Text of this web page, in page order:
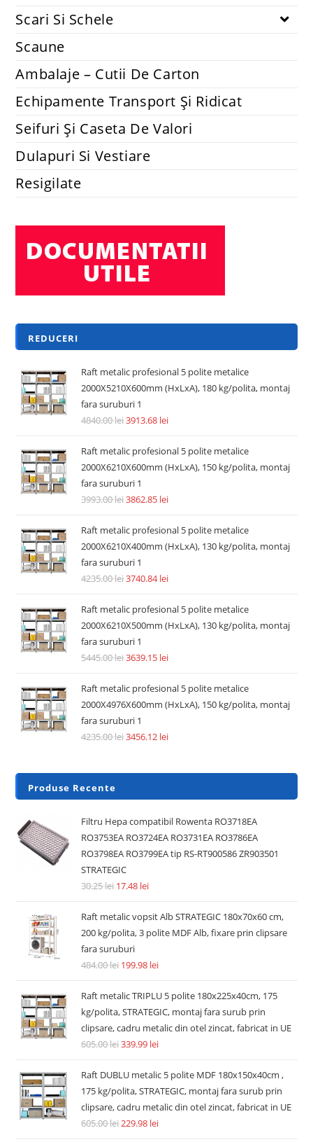
Scari Si Schele
Scaune
Ambalaje – Cutii De Carton
Echipamente Transport Și Ridicat
Seifuri Și Caseta De Valori
Dulapuri Si Vestiare
Resigilate
REDUCERI
Raft metalic profesional 5 polite metalice
2000X5210X600mm (HxLxA), 180 kg/polita, montaj
fara suruburi 1
4840.00lei3913.68 lei
Raft metalic profesional 5 polite metalice
2000X6210X600mm (HxLxA), 150 kg/polita, montaj
fara suruburi 1
3993.00lei3862.85 lei
Raft metalic profesional 5 polite metalice
2000X6210X400mm (HxLxA), 130 kg/polita, montaj
fara suruburi 1
4235.00lei3740.84lei
Raft metalic profesional 5 polite metalice
2000X6210X500mm (HxLxA), 130 kg/polita, montaj
fara suruburi 1
5445.00lei3639.15 lei
Raft metalic profesional 5 polite metalice
2000X4976X600mm (HxLxA), 150 kg/polita, montaj
fara suruburi 1
4235.00lei3456.12 lei
Produse Recente
Filtru Hepa compatibil Rowenta RO3718EA
RO3753EA RO3724EA RO3731EA RO3786EA
RO3798EA RO3799EA tip RS-RT900586 ZR903501
STRATEGIC
30.25lei 17.48 lei
Raft metalic vopsit Alb STRATEGIC 180x70x60 cm,
200 kg/polita, 3 polite MDF Alb, fixare prin clipsare
fara suruburi
484.00lei 199.98 lei
Raft metalic TRIPLU 5 polite 180x225x40cm, 175
kg/polita, STRATEGIC, montaj fara surub prin
clipsare, cadru metalic din otel zincat, fabricat in UE
605.00lei339.99 lei
Raft DUBLU metalic 5 polite MDF 180x150x40cm ,
175 kg/polita, STRATEGIC, montaj fara surub prin
clipsare, cadru metalic din otel zincat, fabricat in UE
605.00lei229.98 lei